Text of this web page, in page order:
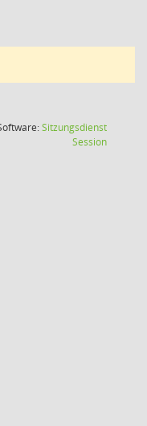
Sitzungsdienst
Session(Wird in